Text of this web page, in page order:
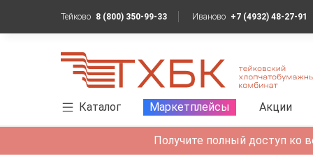
Тейково 8 (800) 350-99-33 Иваново +7 (4932) 48-27-91
Каталог Маркетплейсы Акции
Получите полный доступ ко